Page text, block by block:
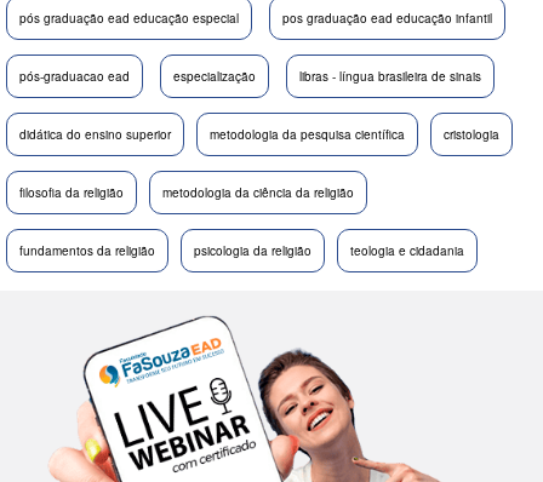
pós graduação ead educação especial pos graduação ead educação infantil
pós-graduacao ead especialização libras - língua brasileira de sinais
didática do ensino superior metodologia da pesquisa científica cristologia
filosofia da religião metodologia da ciência da religião
fundamentos da religião psicologia da religião teologia e cidadania